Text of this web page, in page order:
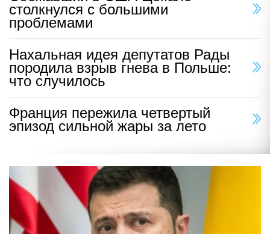
столкнулся с большими
проблемами
Нахальная идея депутатов Рады
породила взрыв гнева в Польше:
что случилось
Франция пережила четвертый
эпизод сильной жары за лето